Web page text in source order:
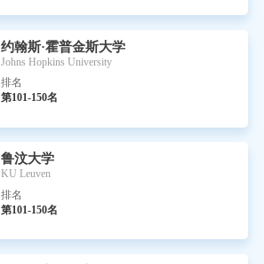
约翰斯·霍普金斯大学
Johns Hopkins University
排名
第101-150名
鲁汶大学
KU Leuven
排名
第101-150名